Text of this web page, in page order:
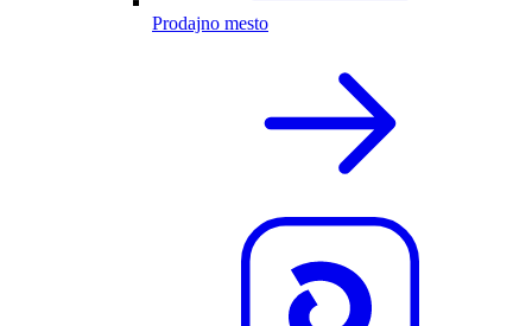
Prodajno mesto